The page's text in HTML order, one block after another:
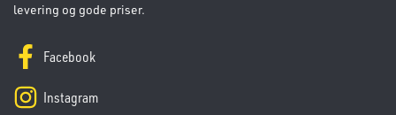
levering og gode priser.
Facebook
Instagram